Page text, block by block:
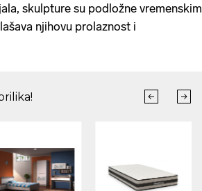
skulpture su podložne vremenskim
njihovu prolaznost i